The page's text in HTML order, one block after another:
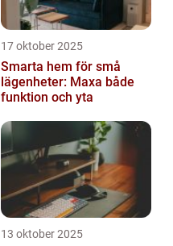
17 oktober 2025
Smarta hem för små
lägenheter: Maxa både
funktion och yta
13 oktober 2025